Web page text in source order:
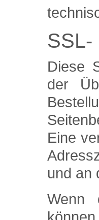
SSL-
Diese
der
Eine
und an
Wenn